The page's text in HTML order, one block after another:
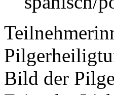
Bild der